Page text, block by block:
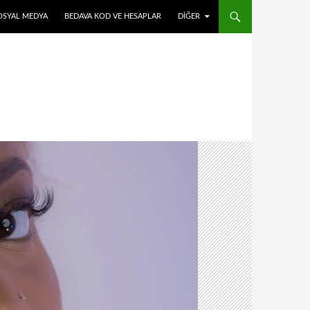
MEDYA BEDAVA KOD VE HESAPLAR DIĞER